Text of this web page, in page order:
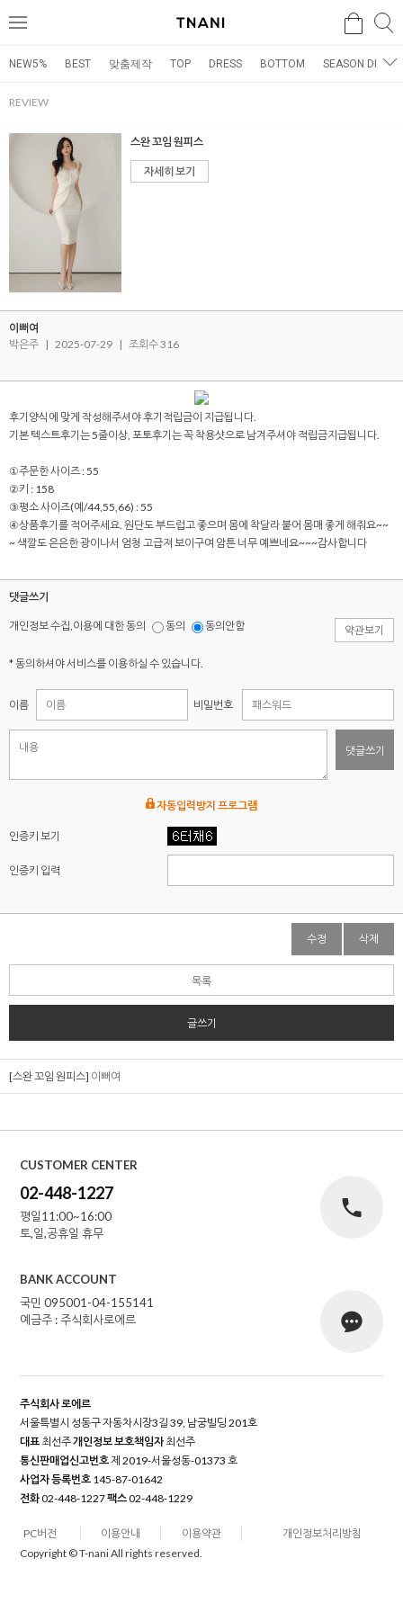
메
검색
NEW5% BEST 맞춤제작 TOP DRESS BOTTOM SEASON DRESS
REVIEW
스완 꼬임 원피스
자세히 보기
이뻐여
박은주 | 2025-07-29 | 조회수 316
후기양식에 맞게 작성해주셔야 후기적립금이 지급됩니다.
기본 텍스트후기는 5줄이상, 포토후기는 꼭 착용샷으로 남겨주셔야 적립금지급됩니다.
①주문한 사이즈 : 55
②키 : 158
③평소 사이즈(예/44,55,66) : 55
④상품후기를 적어주세요. 원단도 부드럽고 좋으며 몸에 착달라 붙어 몸매 좋게 해줘요~~
~ 색깔도 은은한 광이나서 엄청 고급져 보이구여 암튼 너무 예쁘네요~~~감사합니다
댓글쓰기
개인정보 수집,이용에 대한 동의 동의 동의안함 약관보기
* 동의하셔야 서비스를 이용하실 수 있습니다.
이름 비밀번호
댓글쓰기
자동입력방지 프로그램
인증키 보기
인증키 입력
수정 삭제
목록
글쓰기
[스완 꼬임 원피스] 이뻐여
CUSTOMER CENTER
02-448-1227
평일11:00~16:00
토,일,공휴일 휴무
BANK ACCOUNT
국민 095001-04-155141
예금주 : 주식회사로에르
주식회사 로에르
서울특별시 성동구 자동차시장3길 39, 남궁빌딩 201호
대표 최선주개인정보 보호책임자최선주
통신판매업신고번호제 2019-서울성동-01373 호
사업자 등록번호 145-87-01642
전화02-448-1227팩스02-448-1229
PC버전 이용안내 이용약관
개인정보처리방침
Copyright © T-nani All rights reserved.